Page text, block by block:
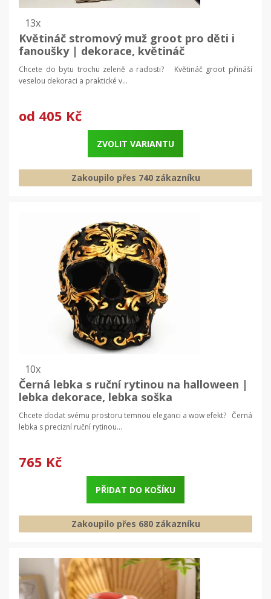
13x
Květináč stromový muž groot pro děti i
fanoušky | dekorace, květináč
Chcete do bytu trochu zeleně a radosti? Květináč groot přináší
veselou dekoraci a praktické v...
od 405 Kč
ZVOLIT VARIANTU
Zakoupilo přes 740 zákazníku
10x
Černá lebka s ruční rytinou na halloween |
lebka dekorace, lebka soška
Chcete dodat svému prostoru temnou eleganci a wow efekt? Černá
lebka s precizní ruční rytinou...
765 Kč
PŘIDAT DO KOŠÍKU
Zakoupilo přes 680 zákazníku